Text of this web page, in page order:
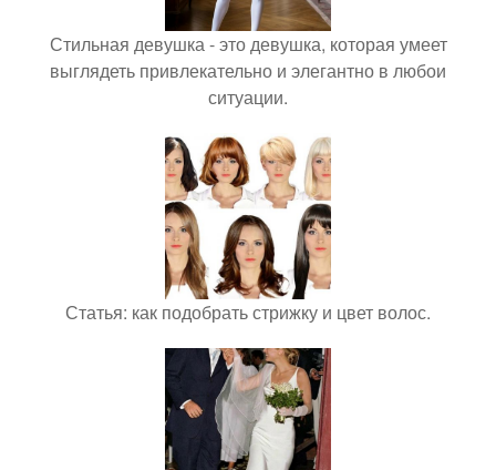
Стильная девушка - это девушка, которая умеет
выглядеть привлекательно и элегантно в любои
ситуации.
Статья: как подобрать стрижку и цвет волос.